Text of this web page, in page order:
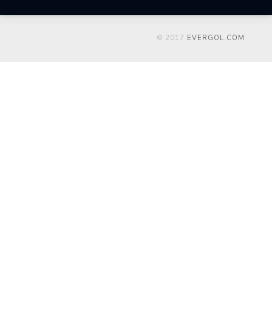
© 2017 EVERGOL.COM